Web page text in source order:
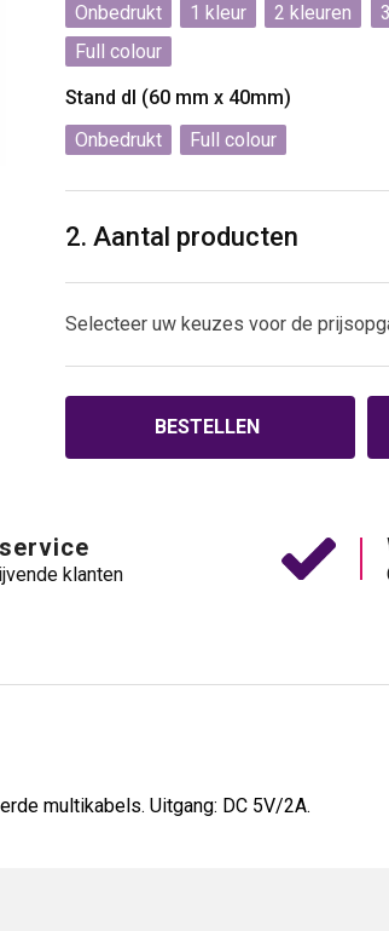
Onbedrukt
1 2 3
Full colour
Stand dl (60 mm x 40mm)
Onbedrukt
Full colour
2. Aantal producten
Selecteer uw keuzes voor de
BESTELLEN
klanten
multikabels. Uitgang: DC 5V/2A.